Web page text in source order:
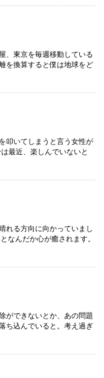
、東京を毎週移動している
を換算すると僕は地球をど
叩いてしまうと言う女性が
最近、楽しんでいないと
れる方向に向かっていまし
なんだか心が癒されます。
ができないとか、あの問題
ち込んでいると。考え過ぎ